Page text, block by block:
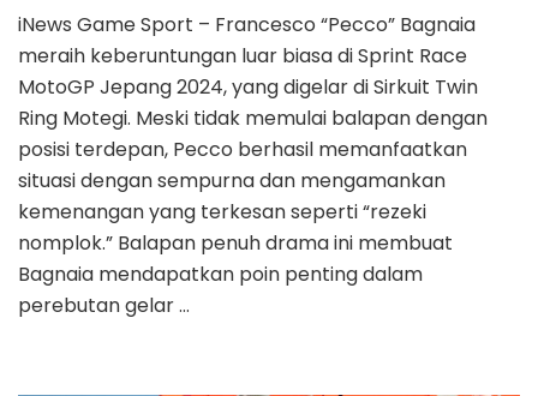
iNews Game Sport – Francesco “Pecco” Bagnaia
meraih keberuntungan luar biasa di Sprint Race
MotoGP Jepang 2024, yang digelar di Sirkuit Twin
Ring Motegi. Meski tidak memulai balapan dengan
posisi terdepan, Pecco berhasil memanfaatkan
situasi dengan sempurna dan mengamankan
kemenangan yang terkesan seperti “rezeki
nomplok.” Balapan penuh drama ini membuat
Bagnaia mendapatkan poin penting dalam
perebutan gelar …